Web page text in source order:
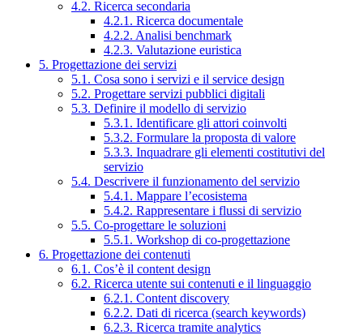
4.2. Ricerca secondaria
4.2.1. Ricerca documentale
4.2.2. Analisi benchmark
4.2.3. Valutazione euristica
5. Progettazione dei servizi
5.1. Cosa sono i servizi e il service design
5.2. Progettare servizi pubblici digitali
5.3. Definire il modello di servizio
5.3.1. Identificare gli attori coinvolti
5.3.2. Formulare la proposta di valore
5.3.3. Inquadrare gli elementi costitutivi del
servizio
5.4. Descrivere il funzionamento del servizio
5.4.1. Mappare l’ecosistema
5.4.2. Rappresentare i flussi di servizio
5.5. Co-progettare le soluzioni
5.5.1. Workshop di co-progettazione
6. Progettazione dei contenuti
6.1. Cos’è il content design
6.2. Ricerca utente sui contenuti e il linguaggio
6.2.1. Content discovery
6.2.2. Dati di ricerca (search keywords)
6.2.3. Ricerca tramite analytics